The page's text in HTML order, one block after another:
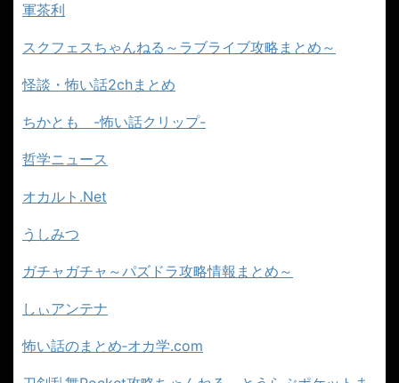
軍茶利
スクフェスちゃんねる～ラブライブ攻略まとめ～
怪談・怖い話2chまとめ
ちかとも -怖い話クリップ-
哲学ニュース
オカルト.Net
うしみつ
ガチャガチャ～パズドラ攻略情報まとめ～
しぃアンテナ
怖い話のまとめ‐オカ学.com